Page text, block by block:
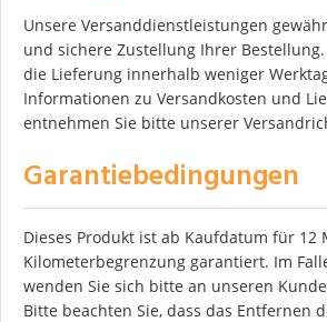
Unsere Versanddienstleistungen
und sichere Zustellung Ihrer
die Lieferung innerhalb weniger
Informationen zu Versandkosten und
entnehmen Sie bitte unserer
Garantiebedingungen
Dieses Produkt ist ab Kaufdatum für 12
Kilometerbegrenzung garantiert. Im
wenden Sie sich bitte an unseren
Bitte beachten Sie, dass das Entfernen